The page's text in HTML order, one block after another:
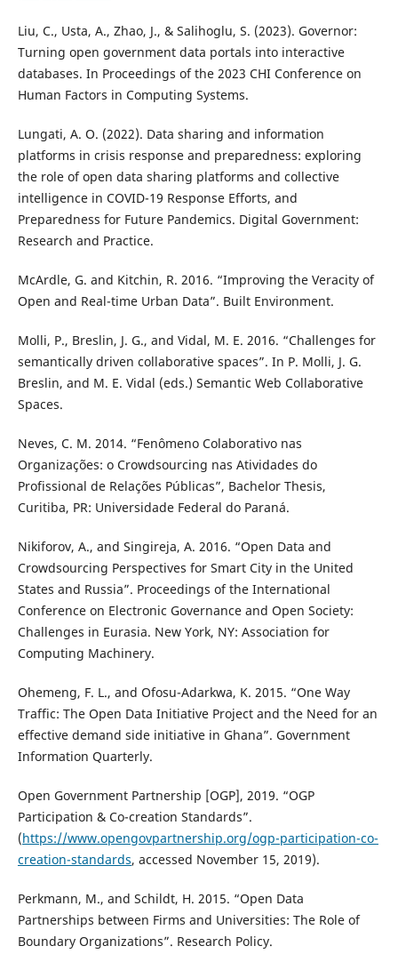
Liu, C., Usta, A., Zhao, J., & Salihoglu, S. (2023). Governor:
Turning open government data portals into interactive
databases. In Proceedings of the 2023 CHI Conference on
Human Factors in Computing Systems.
Lungati, A. O. (2022). Data sharing and information
platforms in crisis response and preparedness: exploring
the role of open data sharing platforms and collective
intelligence in COVID-19 Response Efforts, and
Preparedness for Future Pandemics. Digital Government:
Research and Practice.
McArdle, G. and Kitchin, R. 2016. “Improving the Veracity of
Open and Real-time Urban Data”. Built Environment.
Molli, P., Breslin, J. G., and Vidal, M. E. 2016. “Challenges for
semantically driven collaborative spaces”. In P. Molli, J. G.
Breslin, and M. E. Vidal (eds.) Semantic Web Collaborative
Spaces.
Neves, C. M. 2014. “Fenômeno Colaborativo nas
Organizações: o Crowdsourcing nas Atividades do
Profissional de Relações Públicas”, Bachelor Thesis,
Curitiba, PR: Universidade Federal do Paraná.
Nikiforov, A., and Singireja, A. 2016. “Open Data and
Crowdsourcing Perspectives for Smart City in the United
States and Russia”. Proceedings of the International
Conference on Electronic Governance and Open Society:
Challenges in Eurasia. New York, NY: Association for
Computing Machinery.
Ohemeng, F. L., and Ofosu-Adarkwa, K. 2015. “One Way
Traffic: The Open Data Initiative Project and the Need for an
effective demand side initiative in Ghana”. Government
Information Quarterly.
Open Government Partnership [OGP], 2019. “OGP
Participation & Co-creation Standards”.
(https://www.opengovpartnership.org/ogp-participation-co-
creation-standards, accessed November 15, 2019).
Perkmann, M., and Schildt, H. 2015. “Open Data
Partnerships between Firms and Universities: The Role of
Boundary Organizations”. Research Policy.